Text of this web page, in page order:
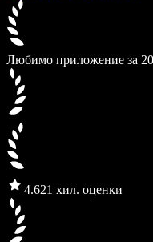
Любимо приложение за
4.621 хил. оценки